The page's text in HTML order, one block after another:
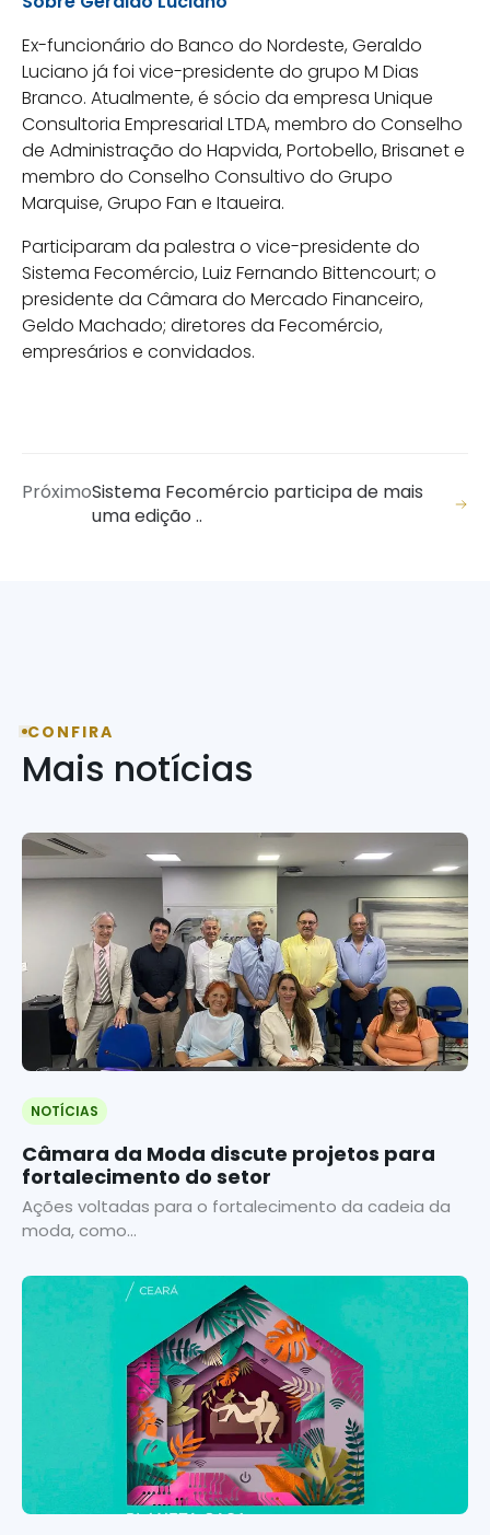
Ex-funcionário do Banco do Nordeste, Geraldo
Luciano já foi vice-presidente do grupo M Dias
Branco. Atualmente, é sócio da empresa Unique
Consultoria Empresarial LTDA, membro do Conselho
de Administração do Hapvida, Portobello, Brisanet e
membro do Conselho Consultivo do Grupo
Marquise, Grupo Fan e Itaueira.
Participaram da palestra o vice-presidente do
Sistema Fecomércio, Luiz Fernando Bittencourt; o
presidente da Câmara do Mercado Financeiro,
Geldo Machado; diretores da Fecomércio,
empresários e convidados.
PróximoSistema Fecomércio participa de mais
uma edição ..
CONFIRA
Mais notícias
NOTÍCIAS
Câmara da Moda discute projetos para
fortalecimento do setor
Ações voltadas para o fortalecimento da cadeia da
moda, como...